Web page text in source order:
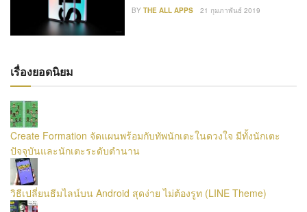
BY THE ALL APPS 21 กุมภาพันธ์ 2019
เรื่องยอดนิยม
Create Formation จัดแผนพร้อมกับทัพนักเตะในดวงใจ มีทั้งนักเตะ
ปัจจุบันและนักเตะระดับตำนาน
วิธีเปลี่ยนธีมไลน์บน Android สุดง่าย ไม่ต้องรูท (LINE Theme)